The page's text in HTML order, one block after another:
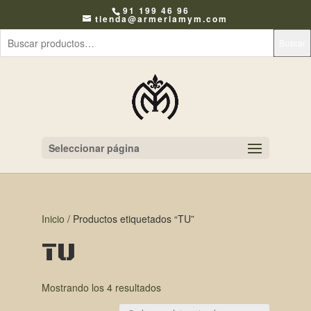
91 199 46 96
tienda@armeriamym.com
Seleccionar página
Inicio / Productos etiquetados “TU”
TU
Mostrando los 4 resultados